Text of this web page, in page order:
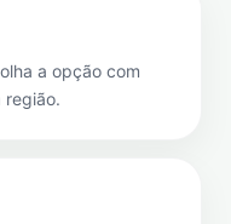
a opção com
região.